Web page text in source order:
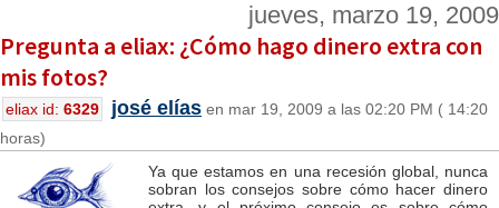
jueves, marzo 19, 2009
Pregunta a eliax: ¿Cómo hago dinero extra con
mis fotos?
eliax id: 6329 josé elías en mar 19, 2009 a las 02:20 PM ( 14:20
horas)
Ya que estamos en una recesión global, nunca
sobran los consejos sobre cómo hacer dinero